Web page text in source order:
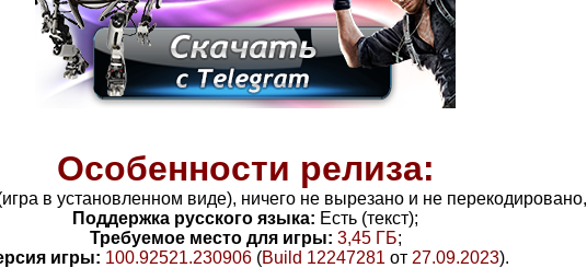
Особенности релиза:
в установленном виде), ничего не вырезано и не перекодировано,
Поддержка русского языка: Есть (текст);
Требуемое место для игры: 3,45ГБ;
игры: 100.92521.230906 (Build 12247281 от 27.09.2023).